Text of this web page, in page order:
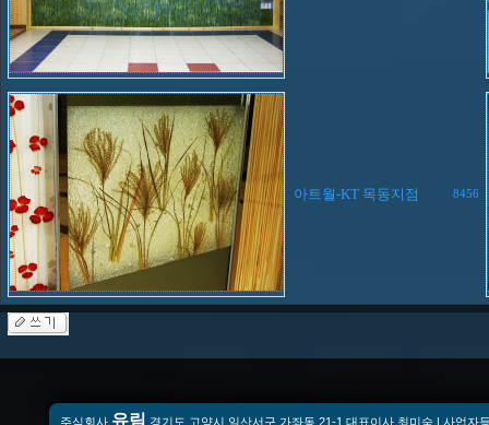
아트월-KT 목동지점 8456
주식회사 유림 경기도 고양시 일산서구 가좌동 21-1 대표이사 최미숙 | 사업자